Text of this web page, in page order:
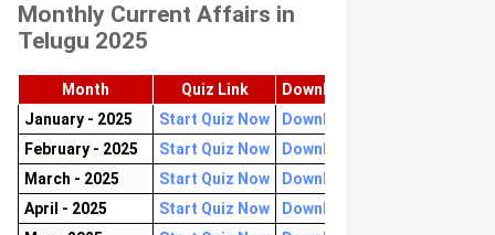
Monthly Current Affairs in
Telugu 2025
Month Quiz Link
Download PDF
January - 2025
Start Quiz Now
Download now
February - 2025
Start Quiz Now
Download now
March - 2025
Start Quiz Now
Download now
April - 2025
Start Quiz Now
Download now